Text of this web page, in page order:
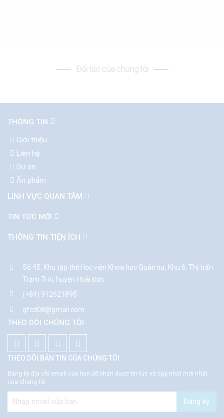
Đối tác của chúng tôi
THÔNG TIN
Giới thiệu
Liên hệ
Dự án
Ấn phẩm
LINH VỰC QUAN TÂM
TIN TỨC MỚI
THÔNG TIN TIỆN ÍCH
Số 45, Khu tập thể Học viện Khoa học Quân sự, Khu 6, Thị trấn
Trạm Trôi, huyện Hoài Đức
(+84) 912621895
gfcd08@gmail.com
THEO DÕI CHÚNG TÔI
THEO DÕI BẢN TIN CỦA CHÚNG TÔI
Đăng ký địa chỉ email của bạn để nhận được tin tức và cập nhật mới nhất
của chúng tôi
Đăng ký